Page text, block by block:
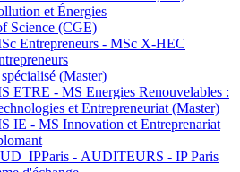
et Énergies
Science (CGE)
Entrepreneurs - MSc X-HEC
(Master)
ETRE - MS Energies Renouvelables :
et Entrepreneuriat (Master)
IE - MS Innovation et Entreprenariat
- AUDITEURS - IP Paris